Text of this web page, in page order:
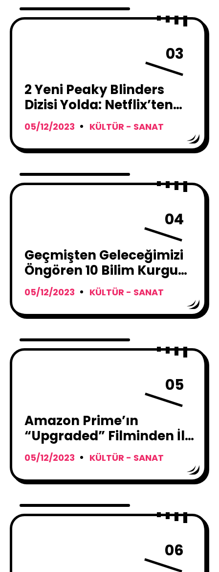
03
2 Yeni Peaky Blinders
Dizisi Yolda: Netflix’ten
müjde
05/12/2023 KÜLTÜR - SANAT
04
Geçmişten Geleceğimizi
Öngören 10 Bilim Kurgu
Filmi
05/12/2023 KÜLTÜR - SANAT
05
Amazon Prime’ın
“Upgraded” Filminden İlk
Fragman!
05/12/2023 KÜLTÜR - SANAT
06